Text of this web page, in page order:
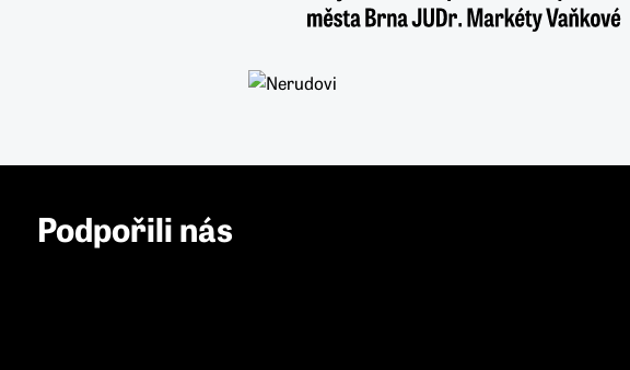
Podpořili nás